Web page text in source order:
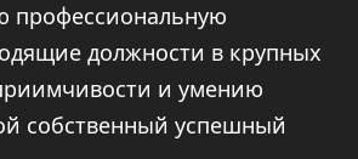
профессиональную
должности в крупных
и умению
собственный успешный